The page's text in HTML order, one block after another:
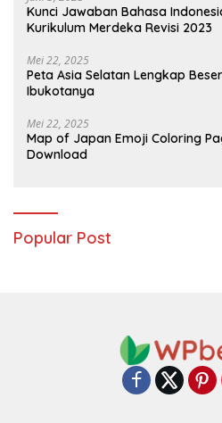
Kunci Jawaban Bahasa
Kurikulum Merdeka Revisi 2023
Mei 22, 2025
Peta Asia Selatan Lengkap
Ibukotanya
Mei 22, 2025
Map of Japan Emoji Coloring
Download
Popular Post